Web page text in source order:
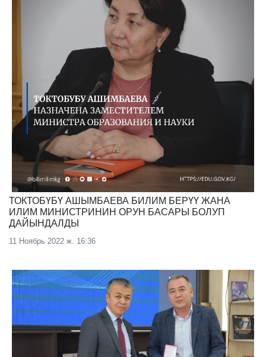
ТОКТОБҮБҮ АШЫМБАЕВА БИЛИМ БЕРҮҮ ЖАНА
ИЛИМ МИНИСТРИНИН ОРУН БАСАРЫ БОЛУП
ДАЙЫНДАЛДЫ
11 Ноябрь 2022 ж. 16:36